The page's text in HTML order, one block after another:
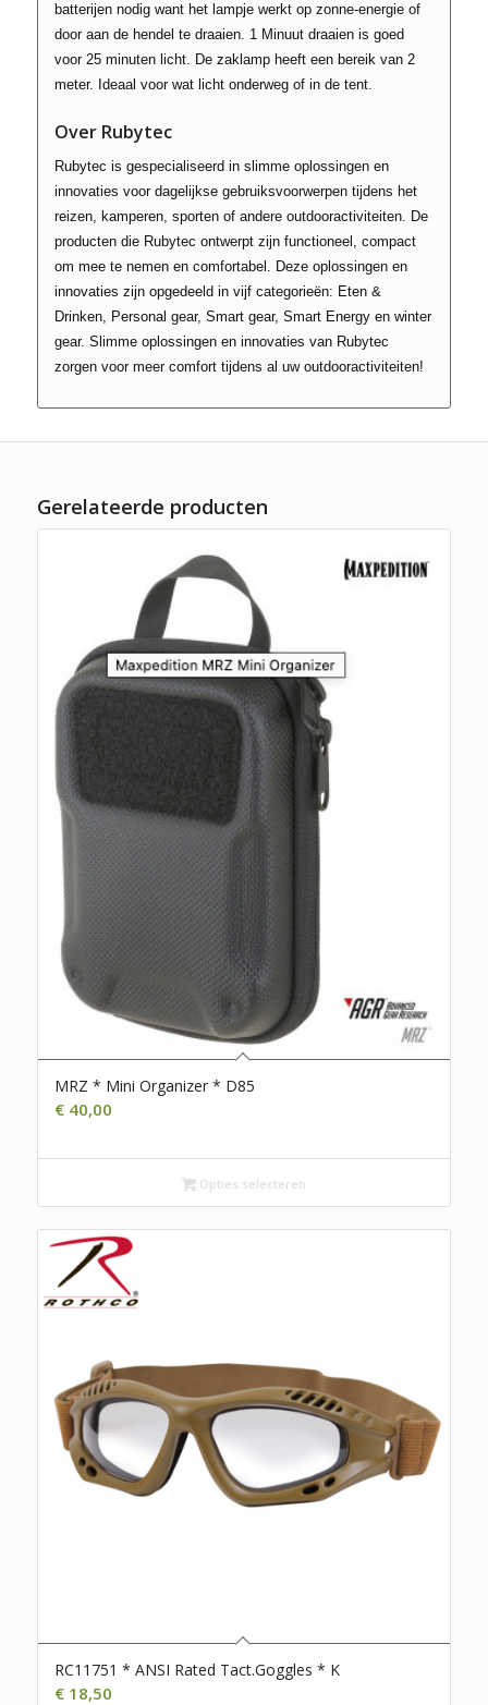
batterijen nodig want het lampje werkt op zonne-energie of
door aan de hendel te draaien. 1 Minuut draaien is goed
voor 25 minuten licht. De zaklamp heeft een bereik van 2
meter. Ideaal voor wat licht onderweg of in de tent.
Over Rubytec
Rubytec is gespecialiseerd in slimme oplossingen en
innovaties voor dagelijkse gebruiksvoorwerpen tijdens het
reizen, kamperen, sporten of andere outdooractiviteiten. De
producten die Rubytec ontwerpt zijn functioneel, compact
om mee te nemen en comfortabel. Deze oplossingen en
innovaties zijn opgedeeld in vijf categorieën: Eten &
Drinken, Personal gear, Smart gear, Smart Energy en winter
gear. Slimme oplossingen en innovaties van Rubytec
zorgen voor meer comfort tijdens al uw outdooractiviteiten!
Gerelateerde producten
MRZ * Mini Organizer * D85
€40,00
Opties selecteren
RC11751 * ANSI Rated Tact.Goggles * K
€18,50